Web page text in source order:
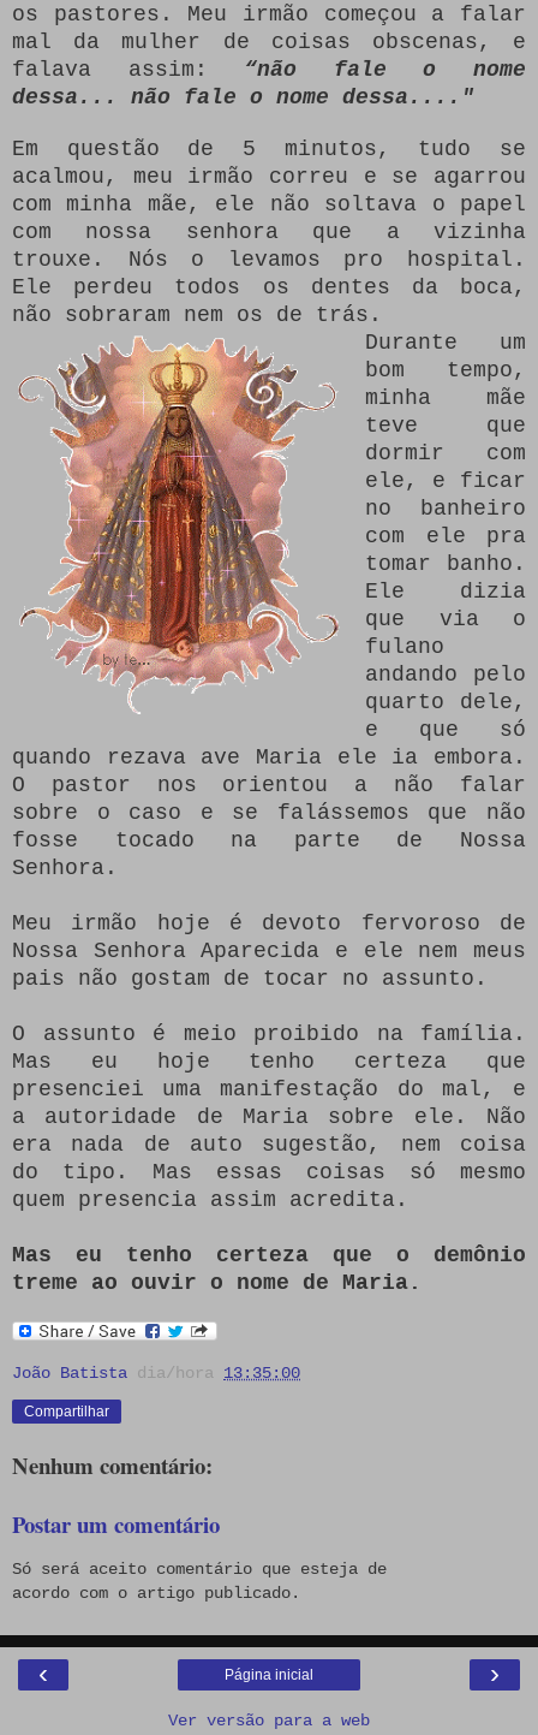
os pastores. Meu irmão começou a falar
mal da mulher de coisas obscenas, e
falava assim: “não fale o nome
dessa... não fale o nome dessa...."
Em questão de 5 minutos, tudo se
acalmou, meu irmão correu e se agarrou
com minha mãe, ele não soltava o papel
com nossa senhora que a vizinha
trouxe. Nós o levamos pro hospital.
Ele perdeu todos os dentes da boca,
não sobraram nem os de trás.
Durante um
bom tempo,
minha mãe
teve que
dormir com
ele, e ficar
no banheiro
com ele pra
tomar banho.
Ele dizia
que via o
fulano
andando pelo
quarto dele,
e que só
quando rezava ave Maria ele ia embora.
O pastor nos orientou a não falar
sobre o caso e se falássemos que não
fosse tocado na parte de Nossa
Senhora.
Meu irmão hoje é devoto fervoroso de
Nossa Senhora Aparecida e ele nem meus
pais não gostam de tocar no assunto.
O assunto é meio proibido na família.
Mas eu hoje tenho certeza que
presenciei uma manifestação do mal, e
a autoridade de Maria sobre ele. Não
era nada de auto sugestão, nem coisa
do tipo. Mas essas coisas só mesmo
quem presencia assim acredita.
Mas eu tenho certeza que o demônio
treme ao ouvir o nome de Maria.
João Batista dia/hora 13:35:00
Compartilhar
Nenhum comentário:
Postar um comentário
Só será aceito comentário que esteja de
acordo com o artigo publicado.
‹ ›
Página inicial
Ver versão para a web